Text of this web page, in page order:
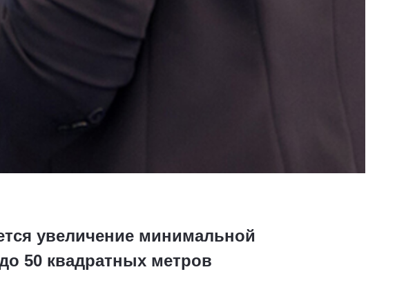
увеличение минимальной
50 квадратных метров